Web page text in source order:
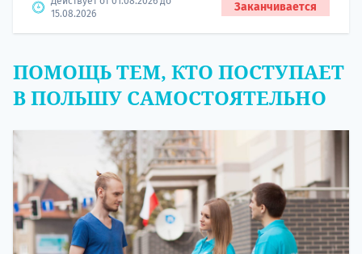
15.08.2026
Заканчивается
ПОМОЩЬ ТЕМ, КТО ПОСТУПАЕТ
В ПОЛЬШУ САМОСТОЯТЕЛЬНО